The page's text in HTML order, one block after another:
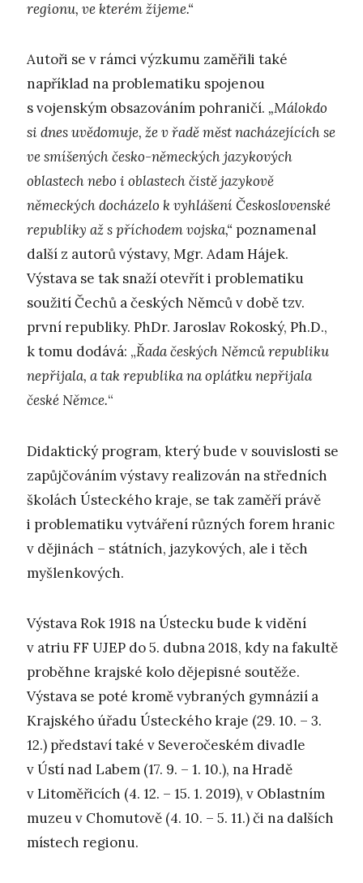
regionu, ve kterém žijeme.“
Autoři se v rámci výzkumu zaměřili také
například na problematiku spojenou
s vojenským obsazováním pohraničí. „Málokdo
si dnes uvědomuje, že v řadě měst nacházejících se
ve smíšených česko-německých jazykových
oblastech nebo i oblastech čistě jazykově
německých docházelo k vyhlášení Československé
republiky až s příchodem vojska,“ poznamenal
další z autorů výstavy, Mgr. Adam Hájek.
Výstava se tak snaží otevřít i problematiku
soužití Čechů a českých Němců v době tzv.
první republiky. PhDr. Jaroslav Rokoský, Ph.D.,
k tomu dodává: „Řada českých Němců republiku
nepřijala, a tak republika na oplátku nepřijala
české Němce.“
Didaktický program, který bude v souvislosti se
zapůjčováním výstavy realizován na středních
školách Ústeckého kraje, se tak zaměří právě
i problematiku vytváření různých forem hranic
v dějinách – státních, jazykových, ale i těch
myšlenkových.
Výstava Rok 1918 na Ústecku bude k vidění
v atriu FF UJEP do 5. dubna 2018, kdy na fakultě
proběhne krajské kolo dějepisné soutěže.
Výstava se poté kromě vybraných gymnázií a
Krajského úřadu Ústeckého kraje (29. 10. – 3.
12.) představí také v Severočeském divadle
v Ústí nad Labem (17. 9. – 1. 10.), na Hradě
v Litoměřicích (4. 12. – 15. 1. 2019), v Oblastním
muzeu v Chomutově (4. 10. – 5. 11.) či na dalších
místech regionu.